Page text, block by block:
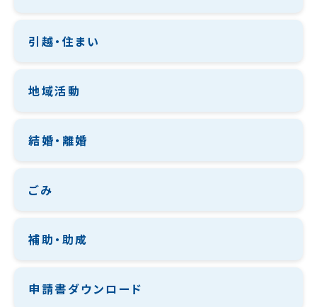
引越・住まい
地域活動
結婚・離婚
ごみ
補助・助成
申請書ダウンロード